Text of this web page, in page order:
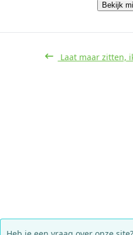
Bekijk
Laat maar zitten,